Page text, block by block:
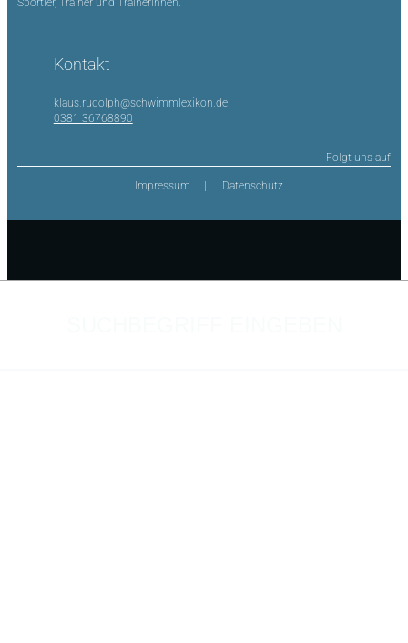
Sportler, Trainer und Trainerinnen.
Kontakt
klaus.rudolph@schwimmlexikon.de
0381 36768890
Folgt uns auf
Impressum Datenschutz